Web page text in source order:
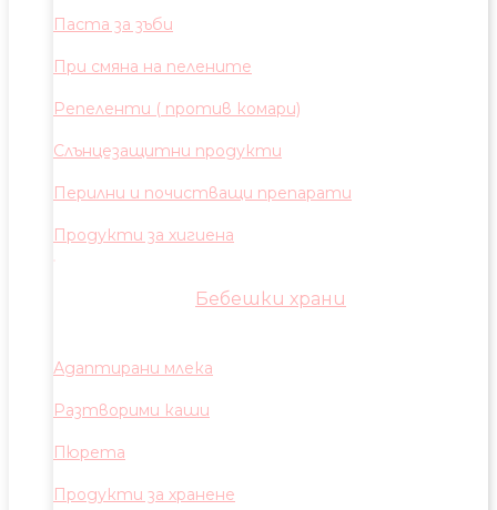
Паста за зъби
При смяна на пелените
Репеленти ( против комари)
Слънцезащитни продукти
Перилни и почистващи препарати
Продукти за хигиена
Бебешки храни
Адаптирани млека
Разтворими каши
Пюрета
Продукти за хранене